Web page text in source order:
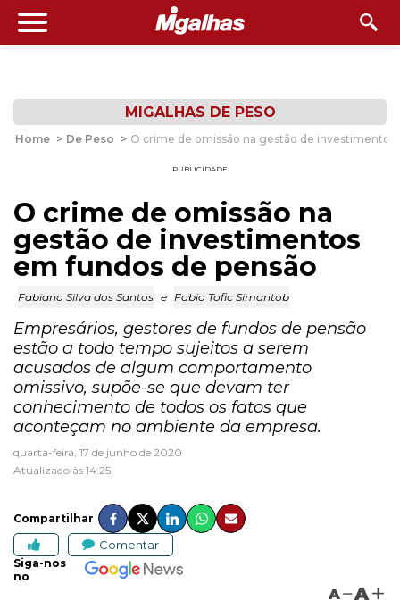
MIGALHAS DE PESO
Home > De Peso > O crime de omissão na gestão de investimentos
PUBLICIDADE
O crime de omissão na
gestão de investimentos
em fundos de pensão
Fabiano Silva dos Santos e Fabio Tofic Simantob
Empresários, gestores de fundos de pensão
estão a todo tempo sujeitos a serem
acusados de algum comportamento
omissivo, supõe-se que devam ter
conhecimento de todos os fatos que
aconteçam no ambiente da empresa.
quarta-feira, 17 de junho de 2020
Atualizado às 14:25
Compartilhar
Comentar
Siga-nos
no
A A